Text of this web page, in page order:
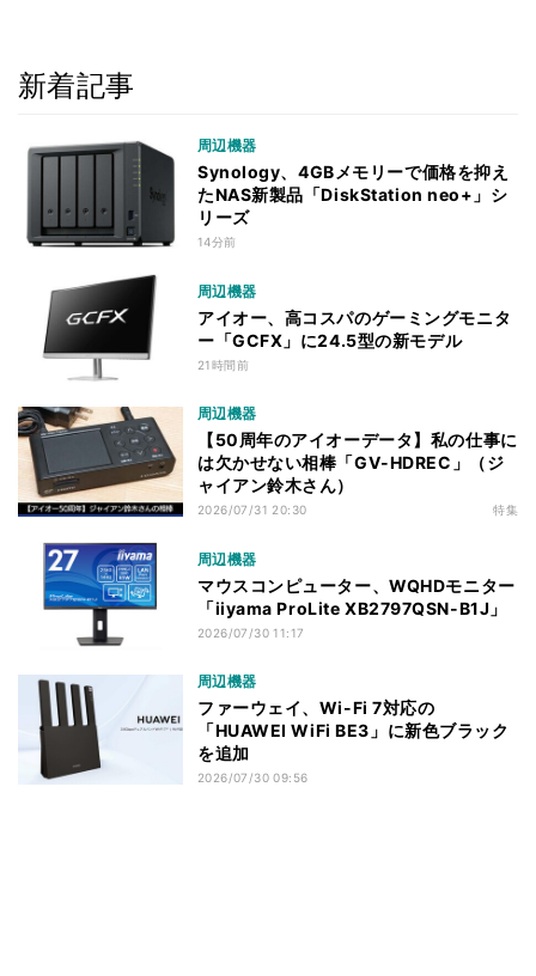
新着記事
周辺機器
Synology、4GBメモリーで価格を抑え
たNAS新製品「DiskStation neo+」シ
リーズ
14分前
周辺機器
アイオー、高コスパのゲーミングモニタ
ー「GCFX」に24.5型の新モデル
21時間前
周辺機器
【50周年のアイオーデータ】私の仕事に
は欠かせない相棒「GV-HDREC」（ジ
ャイアン鈴木さん）
2026/07/31 20:30 特集
周辺機器
マウスコンピューター、WQHDモニター
「iiyama ProLite XB2797QSN-B1J」
2026/07/30 11:17
周辺機器
ファーウェイ、Wi-Fi 7対応の
「HUAWEI WiFi BE3」に新色ブラック
を追加
2026/07/30 09:56